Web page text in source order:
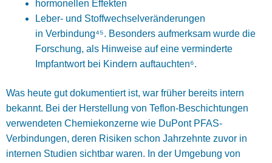
hormonellen Effekten
Leber- und Stoffwechselveränderungen
in Verbindung⁴⁵. Besonders aufmerksam wurde die
Forschung, als Hinweise auf eine verminderte
Impfantwort bei Kindern auftauchten⁶.
Was heute gut dokumentiert ist, war früher bereits intern
bekannt. Bei der Herstellung von Teflon-Beschichtungen
verwendeten Chemiekonzerne wie DuPont PFAS-
Verbindungen, deren Risiken schon Jahrzehnte zuvor in
internen Studien sichtbar waren. In der Umgebung von